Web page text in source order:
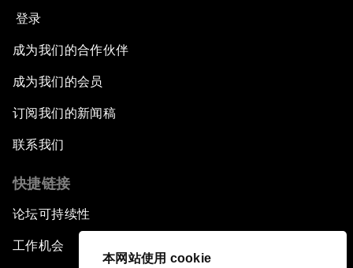
本网站使用 cookie
登录
成为我们的合作伙伴
成为我们的会员
订阅我们的新闻稿
联系我们
快捷链接
论坛可持续性
工作机会